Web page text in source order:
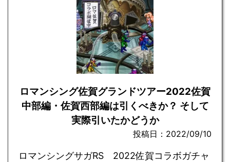
ロマンシング佐賀グランドツアー2022佐賀
中部編・佐賀西部編は引くべきか？ そして
実際引いたかどうか
投稿日：2022/09/10
ロマンシングサガRS 2022佐賀コラボガチャ